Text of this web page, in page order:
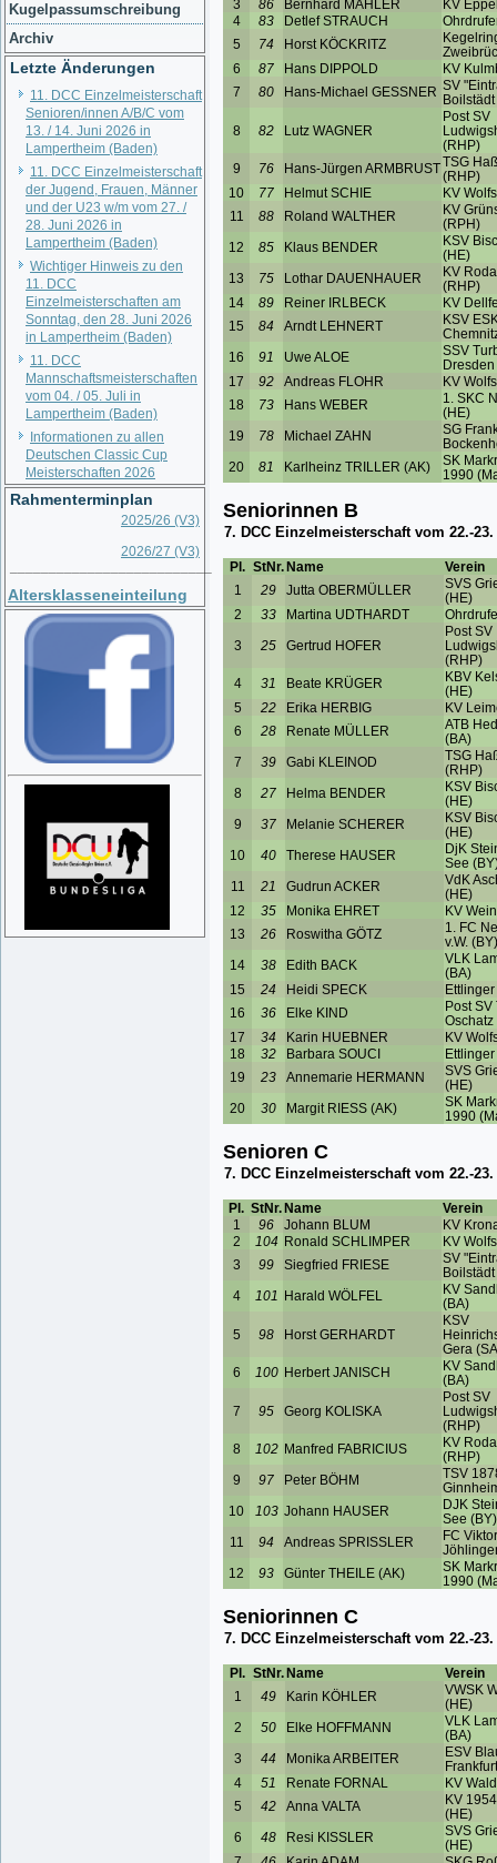
Kugelpassumschreibung
Archiv
Letzte Änderungen
11. DCC Einzelmeisterschaft
Senioren/innen A/B/C vom
13. / 14. Juni 2026 in
Lampertheim (Baden)
11. DCC Einzelmeisterschaft
der Jugend, Frauen, Männer
und der U23 w/m vom 27. /
28. Juni 2026 in
Lampertheim (Baden)
Wichtiger Hinweis zu den
11. DCC
Einzelmeisterschaften am
Sonntag, den 28. Juni 2026
in Lampertheim (Baden)
11. DCC
Mannschaftsmeisterschaften
vom 04. / 05. Juli in
Lampertheim (Baden)
Informationen zu allen
Deutschen Classic Cup
Meisterschaften 2026
Rahmenterminplan
2025/26 (V3)
2026/27 (V3)
Altersklasseneinteilung